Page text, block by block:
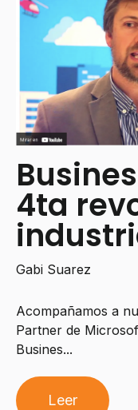
4ta
Gabi Suarez
Acompañamos a
Partner de
Busines...
Leer